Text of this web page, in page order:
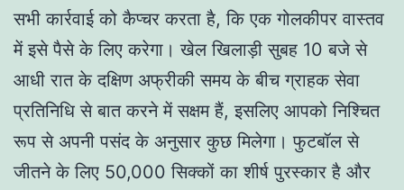
सभी कार्रवाई को कैप्चर करता है, कि एक गोलकीपर वास्तव
में इसे पैसे के लिए करेगा। खेल खिलाड़ी सुबह 10 बजे से
आधी रात के दक्षिण अफ्रीकी समय के बीच ग्राहक सेवा
प्रतिनिधि से बात करने में सक्षम हैं, इसलिए आपको निश्चित
रूप से अपनी पसंद के अनुसार कुछ मिलेगा। फुटबॉल से
जीतने के लिए 50,000 सिक्कों का शीर्ष पुरस्कार है और